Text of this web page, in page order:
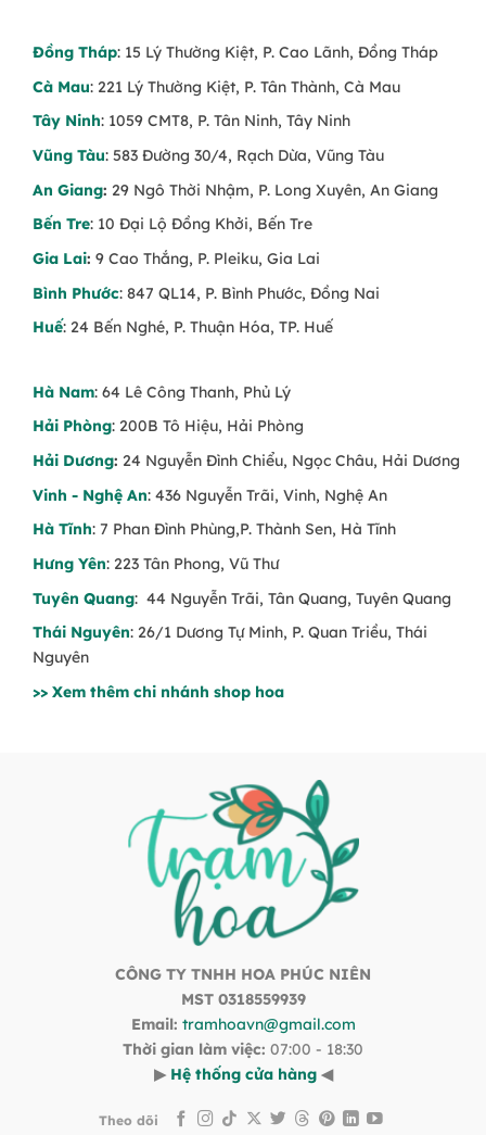
Đồng Tháp: 15 Lý Thường Kiệt, P. Cao Lãnh, Đồng Tháp
Cà Mau: 221 Lý Thường Kiệt, P. Tân Thành, Cà Mau
Tây Ninh: 1059 CMT8, P. Tân Ninh, Tây Ninh
Vũng Tàu: 583 Đường 30/4, Rạch Dừa, Vũng Tàu
An Giang: 29 Ngô Thời Nhậm, P. Long Xuyên, An Giang
Bến Tre: 10 Đại Lộ Đồng Khởi, Bến Tre
Gia Lai: 9 Cao Thắng, P. Pleiku, Gia Lai
Bình Phước: 847 QL14, P. Bình Phước, Đồng Nai
Huế: 24 Bến Nghé, P. Thuận Hóa, TP. Huế
Hà Nam: 64 Lê Công Thanh, Phủ Lý
Hải Phòng: 200B Tô Hiệu, Hải Phòng
Hải Dương: 24 Nguyễn Đình Chiểu, Ngọc Châu, Hải Dương
Vinh - Nghệ An: 436 Nguyễn Trãi, Vinh, Nghệ An
Hà Tĩnh: 7 Phan Đình Phùng,P. Thành Sen, Hà Tĩnh
Hưng Yên: 223 Tân Phong, Vũ Thư
Tuyên Quang: 44 Nguyễn Trãi, Tân Quang, Tuyên Quang
Thái Nguyên: 26/1 Dương Tự Minh, P. Quan Triều, Thái
Nguyên
>> Xem thêm chi nhánh shop hoa
CÔNG TY TNHH HOA PHÚC NIÊN
MST 0318559939
Email: tramhoavn@gmail.com
Thời gian làm việc: 07:00 - 18:30
▶ Hệ thống cửa hàng ◀
Theo dõi